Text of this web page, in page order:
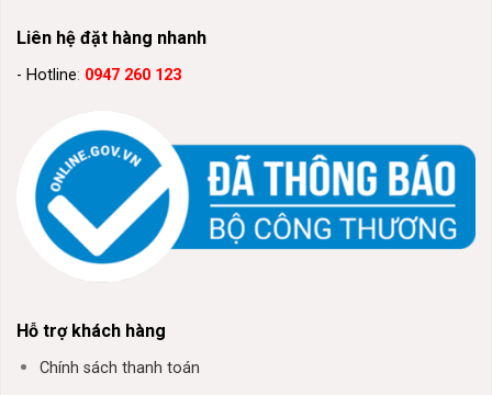
Liên hệ đặt hàng nhanh
- Hotline: 0947 260 123
Hỗ trợ khách hàng
Chính sách thanh toán